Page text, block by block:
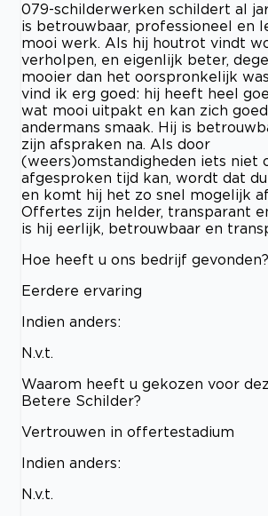
079-schilderwerken schildert al
is betrouwbaar, professioneel en
mooi werk. Als hij houtrot vindt
verholpen, en eigenlijk beter,
mooier dan het oorspronkelijk
vind ik erg goed: hij heeft heel
wat mooi uitpakt en kan zich
andermans smaak. Hij is
zijn afspraken na. Als door
(weers)omstandigheden iets niet
afgesproken tijd kan, wordt dat
en komt hij het zo snel mogelijk
Offertes zijn helder, transparant
is hij eerlijk, betrouwbaar en
Hoe heeft u ons bedrijf gevonden?
Eerdere ervaring
Indien anders:
N.v.t.
Waarom heeft u gekozen voor
Betere Schilder?
Vertrouwen in offertestadium
Indien anders:
N.v.t.